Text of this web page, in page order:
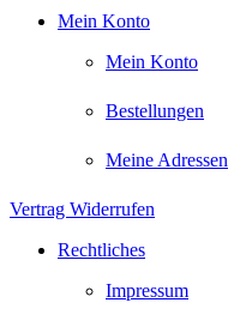
Mein Konto
Mein Konto
Bestellungen
Meine Adressen
Vertrag Widerrufen
Rechtliches
Impressum